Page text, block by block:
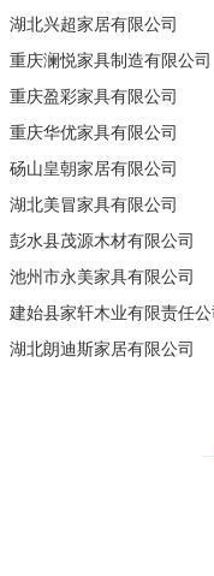
湖北兴超家居有限公司
重庆澜悦家具制造有限公司
重庆盈彩家具有限公司
重庆华优家具有限公司
砀山皇朝家居有限公司
湖北美冒家具有限公司
彭水县茂源木材有限公司
池州市永美家具有限公司
建始县家轩木业有限责任公
湖北朗迪斯家居有限公司